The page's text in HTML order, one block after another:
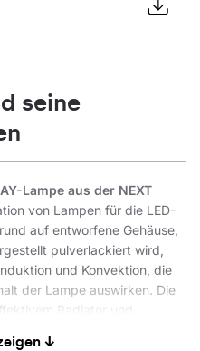
seine
Lampe aus der NEXT
von Lampen für die LED-
auf entworfene Gehäuse,
pulverlackiert wird,
und Konvektion, die
der Lampe auswirken. Die
Radiator und
↓